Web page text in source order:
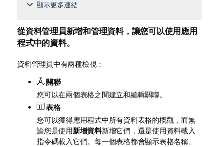
顯示更多連結
從資料管理員新增和管理資料，讓您可以使用應用
程式中的資料。
資料管理員中有兩種檢視：
關聯
您可以在兩個表格之間建立和編輯關聯。
表格
您可以獲得應用程式中所有資料表格的概觀，而無
論您是使用新增資料新增它們，還是使用資料載入
指令碼載入它們。每一個表格都會顯示表格名稱、